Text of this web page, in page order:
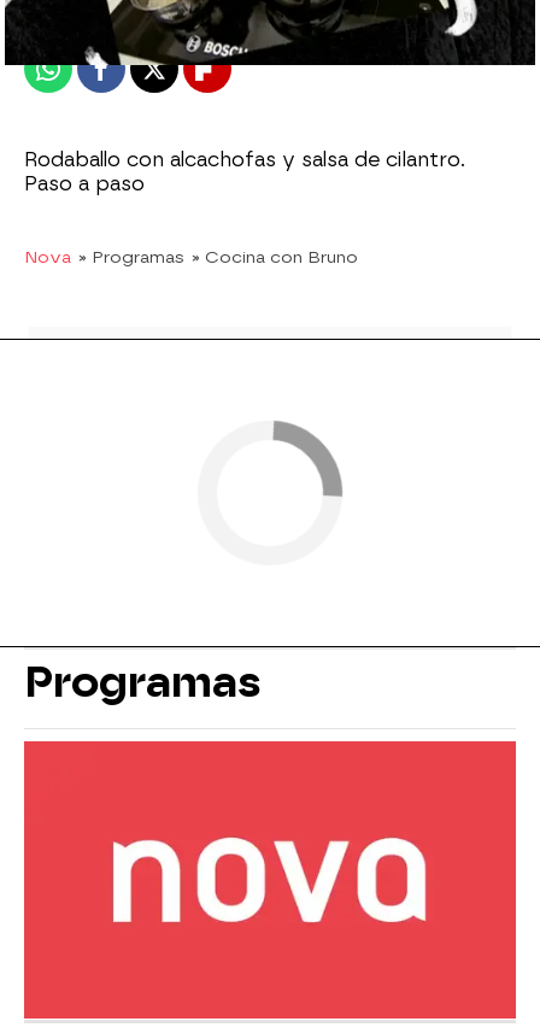
Publicado:23 de febrero de 2011, 15:14
WhatsappFacebook
X Flipboard
Rodaballo con alcachofas y salsa de cilantro.
Paso a paso
Nova » Programas » Cocina con Bruno
Programas